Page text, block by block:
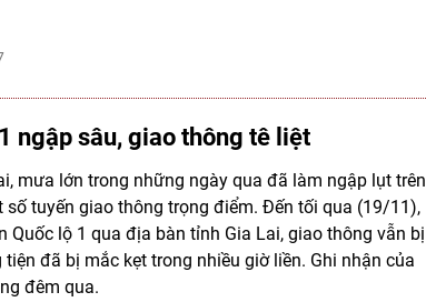
ngập sâu, giao thông tê liệt
mưa lớn trong những ngày qua đã làm ngập lụt trên
số tuyến giao thông trọng điểm. Đến tối qua (19/11),
Quốc lộ 1 qua địa bàn tỉnh Gia Lai, giao thông vẫn bị
đã bị mắc kẹt trong nhiều giờ liền. Ghi nhận của
đêm qua.